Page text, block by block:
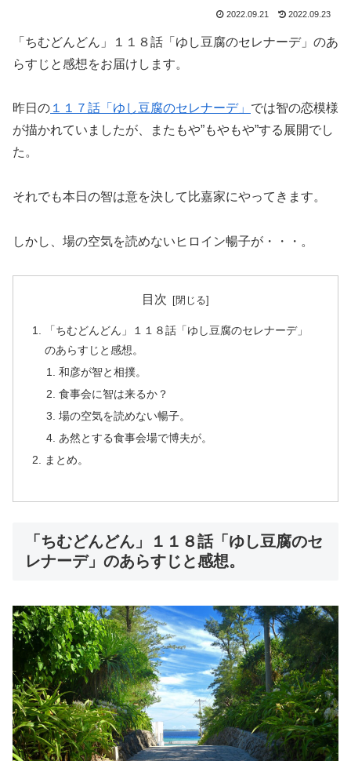
2022.09.21 2022.09.23
「ちむどんどん」１１８話「ゆし豆腐のセレナーデ」のあ
らすじと感想をお届けします。
昨日の １１７話「ゆし豆腐のセレナーデ」 では智の恋模様
が描かれていましたが、またもや”もやもや”する展開でし
た。
それでも本日の智は意を決して比嘉家にやってきます。
しかし、場の空気を読めないヒロイン暢子が・・・。
目次
「ちむどんどん」１１８話「ゆし豆腐のセレナーデ」
のあらすじと感想。
和彦が智と相撲。
食事会に智は来るか？
場の空気を読めない暢子。
あ然とする食事会場で博夫が。
まとめ。
「ちむどんどん」１１８話「ゆし豆腐のセ
レナーデ」のあらすじと感想。